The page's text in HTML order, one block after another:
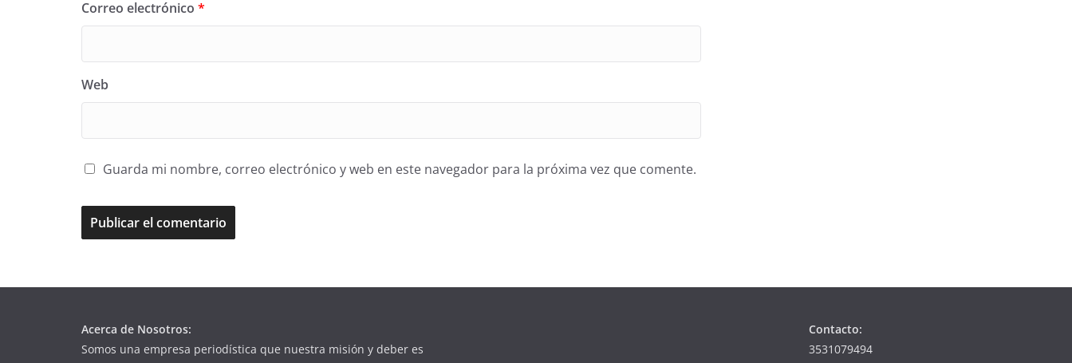
Correo electrónico *
Web
Guarda mi nombre, correo electrónico y web en este navegador para la próxima vez que comente.
Acerca de Nosotros:
Somos una empresa periodística que nuestra misión y deber es
Contacto:
3531079494